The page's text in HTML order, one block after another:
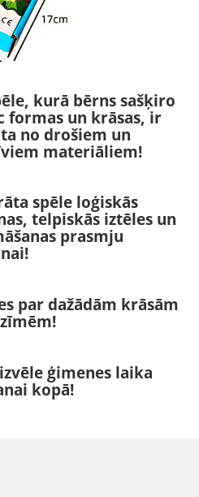
kurā bērns sašķiro
formas un krāsas, ir
no drošiem un
materiāliem!
spēle loģiskās
telpiskās iztēles un
prasmju
par dažādām krāsām
ģimenes laika
kopā!